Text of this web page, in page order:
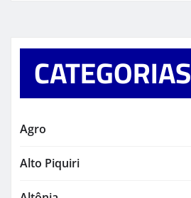
CATEGORIAS
Agro
Alto Piquiri